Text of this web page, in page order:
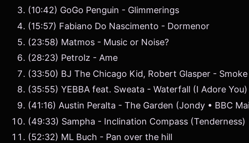
(10:42) GoGo Penguin - Glimmerings
(15:57) Fabiano Do Nascimento - Dormenor
(23:58) Matmos - Music or Noise?
(28:23) Petrolz - Ame
(33:50) BJ The Chicago Kid, Robert Glasper - Smoke
(35:55) YEBBA feat. Sweata - Waterfall (I Adore You)
(41:16) Austin Peralta - The Garden (Jondy • BBC
(49:33) Sampha - Inclination Compass (Tenderness)
(52:32) ML Buch - Pan over the hill